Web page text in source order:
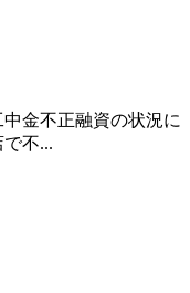
金不正融資の状況に
不...